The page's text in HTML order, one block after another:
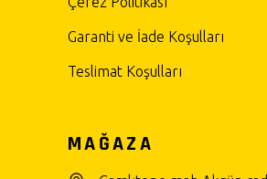
Garanti ve İade Koşulları
Teslimat Koşulları
MAĞAZA